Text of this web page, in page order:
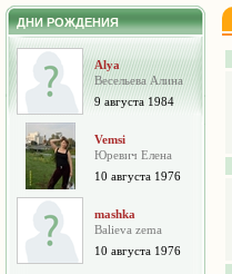
ДНИ РОЖДЕНИЯ
Alya
Весельева Алина
9 августа 1984
Vemsi
Юревич Елена
10 августа 1976
mashka
Balieva zema
10 августа 1976